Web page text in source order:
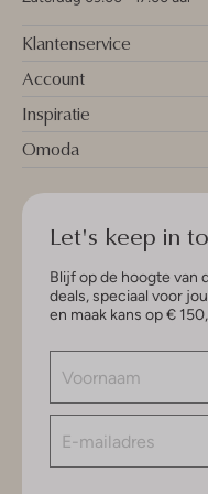
Klantenservice
Account
Inspiratie
Omoda
Let's keep in
Blijf op de hoogte van
deals, speciaal voor
en maak kans op €